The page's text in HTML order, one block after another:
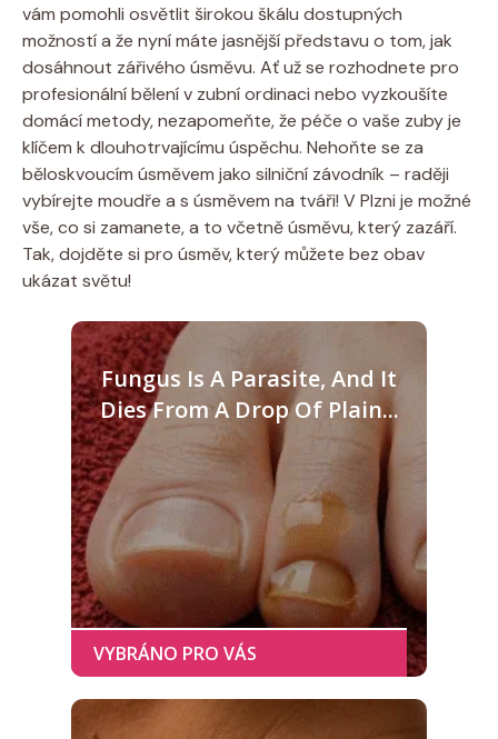
vám pomohli osvětlit širokou škálu dostupných
možností a že nyní máte jasnější představu o ‌tom, jak
dosáhnout zářivého ⁣úsměvu.⁤ Ať už se rozhodnete pro
profesionální bělení ‌v zubní ‌ordinaci nebo⁣ vyzkoušíte
domácí metody,⁣ nezapomeňte, ‌že péče o ⁤vaše zuby je
klíčem k dlouhotrvajícímu úspěchu. Nehoňte ​se za
běloskvoucím úsměvem jako silniční⁣ závodník – raději
vybírejte moudře a s úsměvem na tváři! V Plzni je možné
vše, co si zamanete,⁣ a to ⁤včetně úsměvu, který ‌zazáří.
⁣Tak, ⁤dojděte si pro úsměv, který můžete bez obav
ukázat‍ světu!
Fungus Is A Parasite, And It
Dies From A Drop Of Plain...